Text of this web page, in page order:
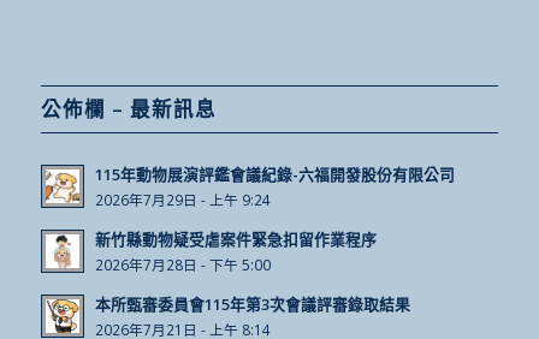
公佈欄 – 最新訊息
115年動物展演評鑑會議紀錄-六福開發股份有限公司
2026年7月29日 - 上午 9:24
新竹縣動物疑受虐案件緊急扣留作業程序
2026年7月28日 - 下午 5:00
本所甄審委員會115年第3次會議評審錄取結果
2026年7月21日 - 上午 8:14